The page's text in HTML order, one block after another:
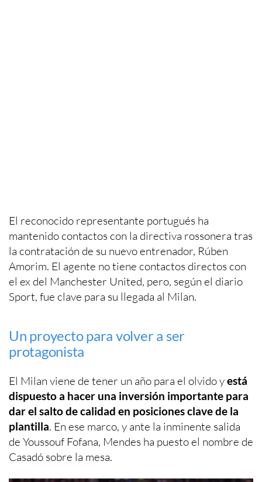
El reconocido representante portugués ha
mantenido contactos con la directiva rossonera tras
la contratación de su nuevo entrenador, Rúben
Amorim. El agente no tiene contactos directos con
el ex del Manchester United, pero, según el diario
Sport, fue clave para su llegada al Milan.
Un proyecto para volver a ser
protagonista
El Milan viene de tener un año para el olvido yestá
dispuesto a hacer una inversión importante para
dar el salto de calidad en posiciones clave de la
plantilla. En ese marco, y ante la inminente salida
de Youssouf Fofana, Mendes ha puesto el nombre de
Casadó sobre la mesa.